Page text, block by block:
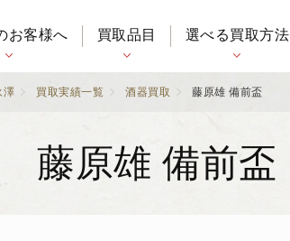
お客様へ 買取品目 選べる買取方法
澤 買取実績一覧 酒器買取 藤原雄 備前盃
藤原雄 備前盃